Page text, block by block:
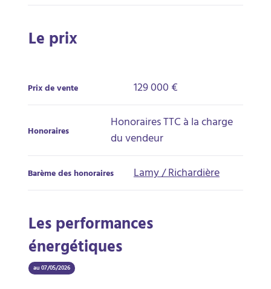
Le prix
Prix de vente 129 000 €
Honoraires Honoraires TTC à la charge
du vendeur
Barème des honoraires Lamy / Richardière
Les performances
énergétiques
au 07/05/2026